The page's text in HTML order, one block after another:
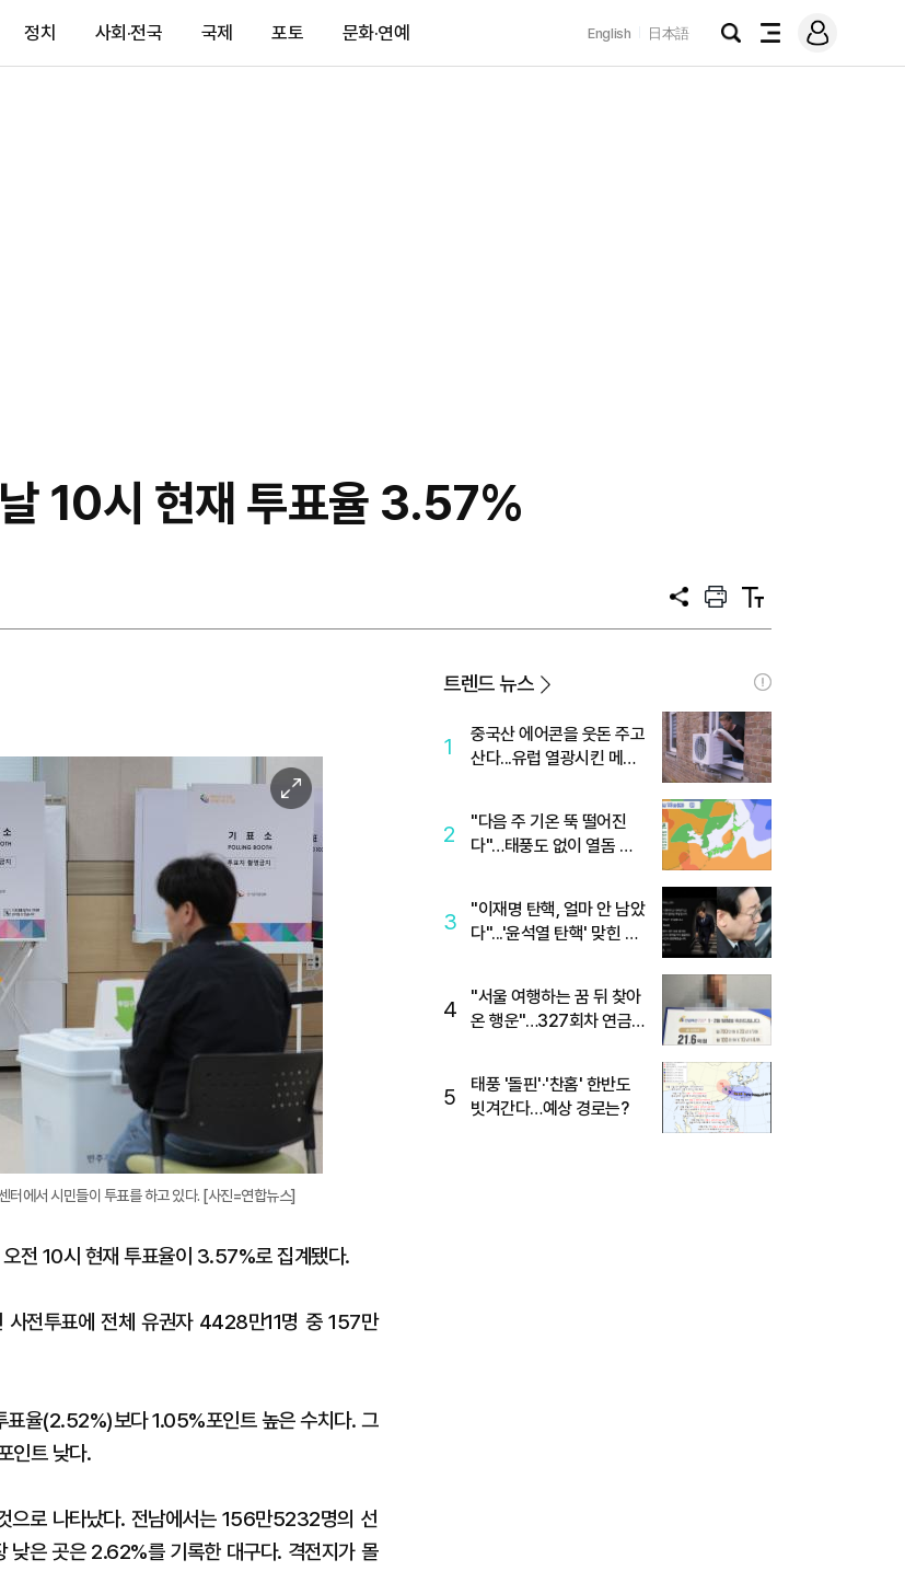
정치 사회·전국 국제 포토 문화·연예 English 日本語
검
전
메
그
10시 현재 투표율 3.57%
공
프
트
텍
트
이
미
지
에서 시민들이 투표를 하고 있다. [사진=연합뉴스]
전 10시 현재 투표율이 3.57%로 집계됐다.
사전투표에 전체 유권자 4428만11명 중 157만
표율(2.52%)보다 1.05%포인트 높은 수치다. 그
인트 낮다.
으로 나타났다. 전남에서는 156만5232명의 선
은 곳은 2.62%를 기록한 대구다. 격전지가 몰
트렌드 뉴스
1
중국산 에어콘을 웃돈 주고
산다...유럽 열광시킨 메이
2
"다음 주 기온 뚝 떨어진
다"…태풍도 없이 열돔 박
3
"이재명 탄핵, 얼마 안 남았
다"...'윤석열 탄핵' 맞힌 무
4
"서울 여행하는 꿈 뒤 찾아
온 행운"…327회차 연금
5
태풍 '돌핀'·'찬홈' 한반도
빗겨간다…예상 경로는?